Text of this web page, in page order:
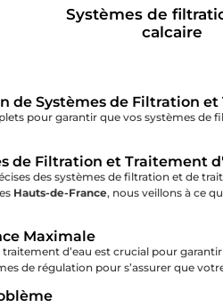
Systèmes de
calcaire
de Systèmes de Filtration
pour garantir que vos systèmes
de Filtration et Traitement
des systèmes de filtration et de
Hauts-de-France, nous veillons à ce
Maximale
d’eau est crucial pour
de régulation pour s’assurer que